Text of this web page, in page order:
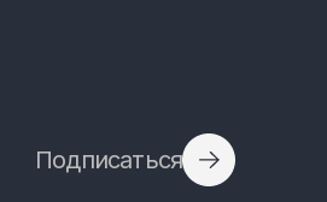
Подписаться